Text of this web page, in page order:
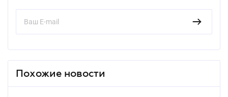
Похожие новости